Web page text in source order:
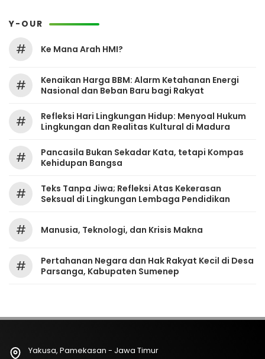
Y-OUR
# Ke Mana Arah HMI?
#
Kenaikan Harga BBM: Alarm Ketahanan Energi
Nasional dan Beban Baru bagi Rakyat
#
Refleksi Hari Lingkungan Hidup: Menyoal Hukum
Lingkungan dan Realitas Kultural di Madura
#
Pancasila Bukan Sekadar Kata, tetapi Kompas
Kehidupan Bangsa
#
Teks Tanpa Jiwa; Refleksi Atas Kekerasan
Seksual di Lingkungan Lembaga Pendidikan
# Manusia, Teknologi, dan Krisis Makna
#
Pertahanan Negara dan Hak Rakyat Kecil di Desa
Parsanga, Kabupaten Sumenep
Yakusa, Pamekasan - Jawa Timur